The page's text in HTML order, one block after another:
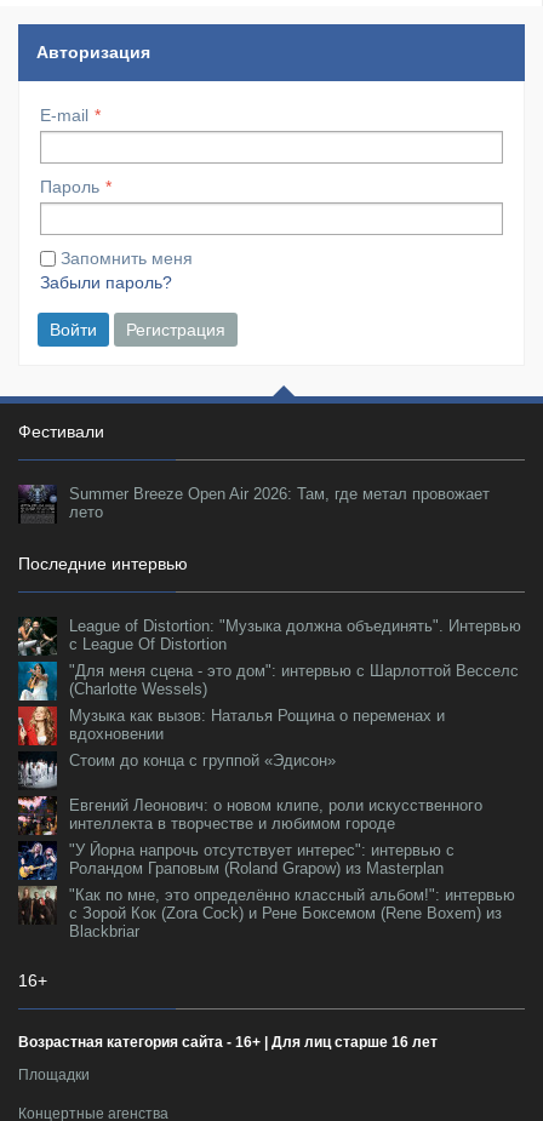
Авторизация
E-mail
Пароль
Запомнить меня
Забыли пароль?
Войти Регистрация
Фестивали
Summer Breeze Open Air 2026: Там, где метал провожает
лето
Последние интервью
League of Distortion: "Музыка должна объединять". Интервью
с League Of Distortion
"Для меня сцена - это дом": интервью с Шарлоттой Весселс
(Charlotte Wessels)
Музыка как вызов: Наталья Рощина о переменах и
вдохновении
Стоим до конца с группой «Эдисон»
Евгений Леонович: о новом клипе, роли искусственного
интеллекта в творчестве и любимом городе
"У Йорна напрочь отсутствует интерес": интервью с
Роландом Граповым (Roland Grapow) из Masterplan
"Как по мне, это определённо классный альбом!": интервью
с Зорой Кок (Zora Cock) и Рене Боксемом (Rene Boxem) из
Blackbriar
16+
Возрастная категория сайта - 16+ | Для лиц старше 16 лет
Площадки
Концертные агенства